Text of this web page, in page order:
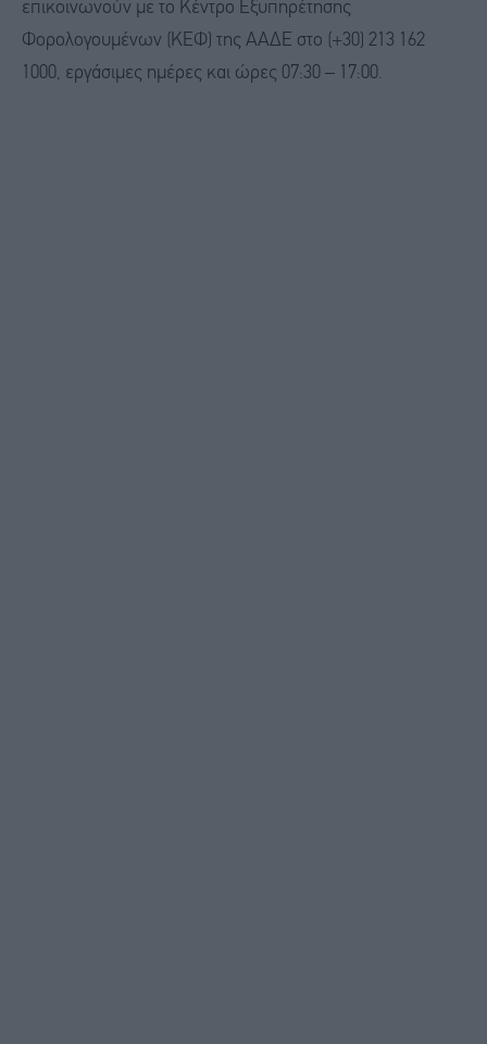
επικοινωνούν με το Κέντρο Εξυπηρέτησης
Φορολογουμένων (ΚΕΦ) της ΑΑΔΕ στο (+30) 213 162
1000, εργάσιμες ημέρες και ώρες 07:30 – 17:00.